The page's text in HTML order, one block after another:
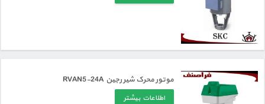
موتور محرک شیر رجین RVAN5-24A
اطلاعات بیشتر